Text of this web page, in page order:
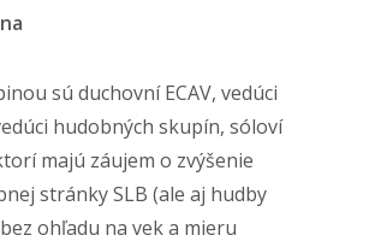
sú duchovní ECAV, vedúci
hudobných skupín, sóloví
majú záujem o zvýšenie
stránky SLB (ale aj hudby
ohľadu na vek a mieru